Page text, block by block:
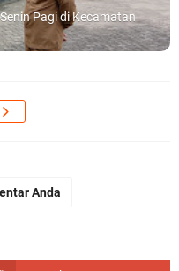
Pagi di Kecamatan
Anda